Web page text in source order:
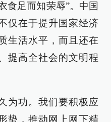
食足而知荣辱”。中国
仅在于提升国家经济
生活水平，而且还在
提高全社会的文明程
为功。我们要积极应
势，推动网上网下精